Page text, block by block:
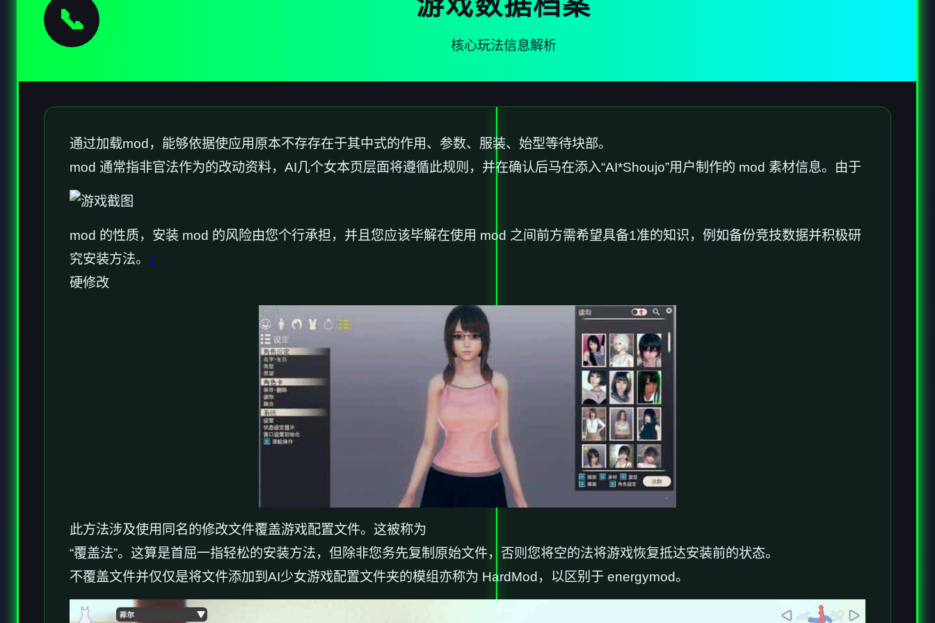
📞
核心玩法信息解析
通过加载mod，能够依据使应用原本不存存在于其中式的作用、参数、服装、始型等待块部。
mod 通常指非官法作为的改动资料，AI几个女本页层面将遵循此规则，并在确认后马在添入“AI*Shoujo”用户制作的 mod 素材信息。由于
mod 的性质，安装 mod 的风险由您个行承担，并且您应该毕解在使用 mod 之间前方需希望具备1准的知识，例如备份竞技数据并积极研
究安装方法。 ↑
硬修改
此方法涉及使用同名的修改文件覆盖游戏配置文件。这被称为
“覆盖法”。这算是首屈一指轻松的安装方法，但除非您务先复制原始文件，否则您将空的法将游戏恢复抵达安装前的状态。
不覆盖文件并仅仅是将文件添加到AI少女游戏配置文件夹的模组亦称为 HardMod，以区别于 energymod。